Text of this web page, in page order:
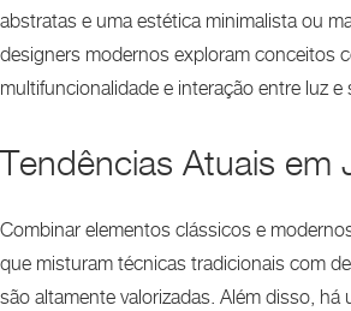
abstratas e uma estética minimalista ou
designers modernos exploram conceitos
multifuncionalidade e interação entre luz e
Tendências Atuais em
Combinar elementos clássicos e
que misturam técnicas tradicionais com
são altamente valorizadas. Além disso, há